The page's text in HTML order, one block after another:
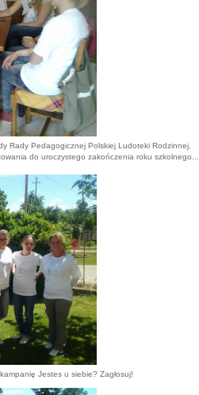
Rady Pedagogicznej Polskiej Ludoteki Rodzinnej.
do uroczystego zakończenia roku szkolnego...
Jestes u siebie? Zagłosuj!